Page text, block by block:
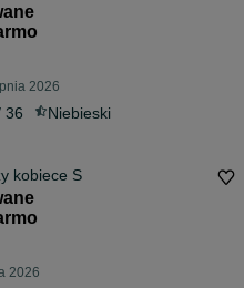
2026
36 Niebieski
kobiece S
2026